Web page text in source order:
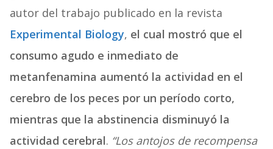
autor del trabajo publicado en la revista
Experimental Biology, el cual mostró que el
consumo agudo e inmediato de
metanfenamina aumentó la actividad en el
cerebro de los peces por un período corto,
mientras que la abstinencia disminuyó la
actividad cerebral. “Los antojos de recompensa